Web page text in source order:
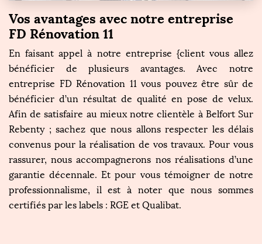
Vos avantages avec notre entreprise
FD Rénovation 11
En faisant appel à notre entreprise {client vous allez
bénéficier de plusieurs avantages. Avec notre
entreprise FD Rénovation 11 vous pouvez être sûr de
bénéficier d’un résultat de qualité en pose de velux.
Afin de satisfaire au mieux notre clientèle à Belfort Sur
Rebenty ; sachez que nous allons respecter les délais
convenus pour la réalisation de vos travaux. Pour vous
rassurer, nous accompagnerons nos réalisations d’une
garantie décennale. Et pour vous témoigner de notre
professionnalisme, il est à noter que nous sommes
certifiés par les labels : RGE et Qualibat.